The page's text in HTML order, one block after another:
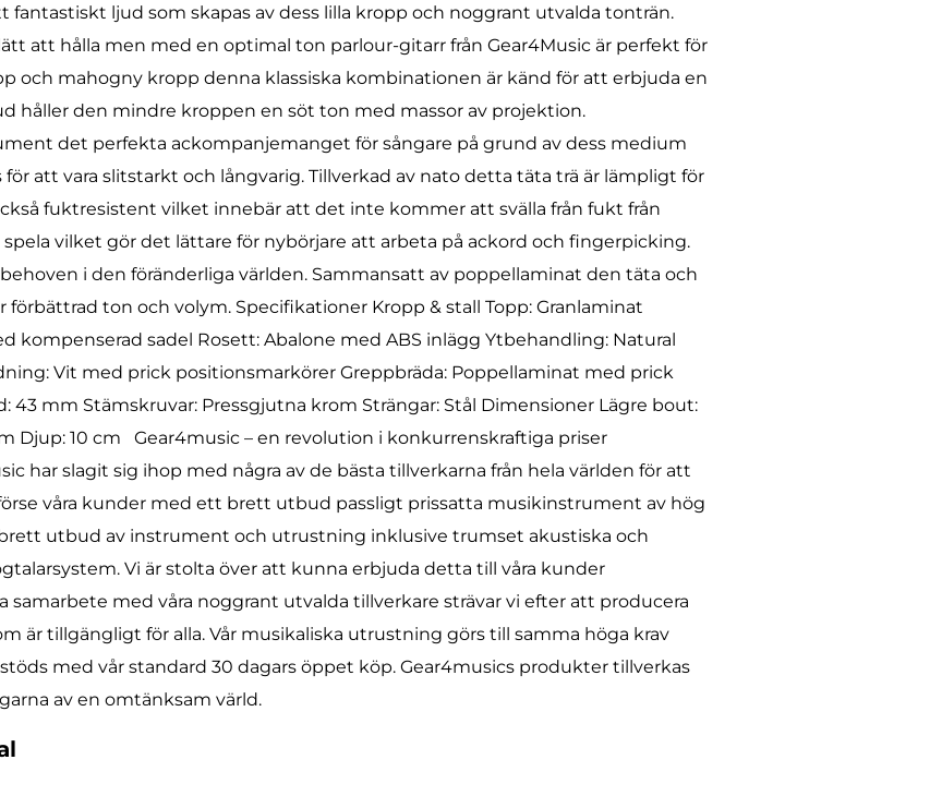
ljud som skapas av dess lilla kropp och noggrant utvalda tonträn.
att hålla men med en optimal ton parlour-gitarr från Gear4Music är perfekt för
och mahogny kropp denna klassiska kombinationen är känd för att erbjuda en
håller den mindre kroppen en söt ton med massor av projektion.
det perfekta ackompanjemanget för sångare på grund av dess medium
att vara slitstarkt och långvarig. Tillverkad av nato detta täta trä är lämpligt för
fuktresistent vilket innebär att det inte kommer att svälla från fukt från
vilket gör det lättare för nybörjare att arbeta på ackord och fingerpicking.
i den föränderliga världen. Sammansatt av poppellaminat den täta och
ton och volym. Specifikationer Kropp & stall Topp: Granlaminat
kompenserad sadel Rosett: Abalone med ABS inlägg Ytbehandling: Natural
Vit med prick positionsmarkörer Greppbräda: Poppellaminat med prick
43 mm Stämskruvar: Pressgjutna krom Strängar: Stål Dimensioner Lägre bout:
Djup: 10 cm Gear4music – en revolution i konkurrenskraftiga priser
har slagit sig ihop med några av de bästa tillverkarna från hela världen för att
våra kunder med ett brett utbud passligt prissatta musikinstrument av hög
utbud av instrument och utrustning inklusive trumset akustiska och
Vi är stolta över att kunna erbjuda detta till våra kunder
med våra noggrant utvalda tillverkare strävar vi efter att producera
tillgängligt för alla. Vår musikaliska utrustning görs till samma höga krav
med vår standard 30 dagars öppet köp. Gear4musics produkter tillverkas
av en omtänksam värld.